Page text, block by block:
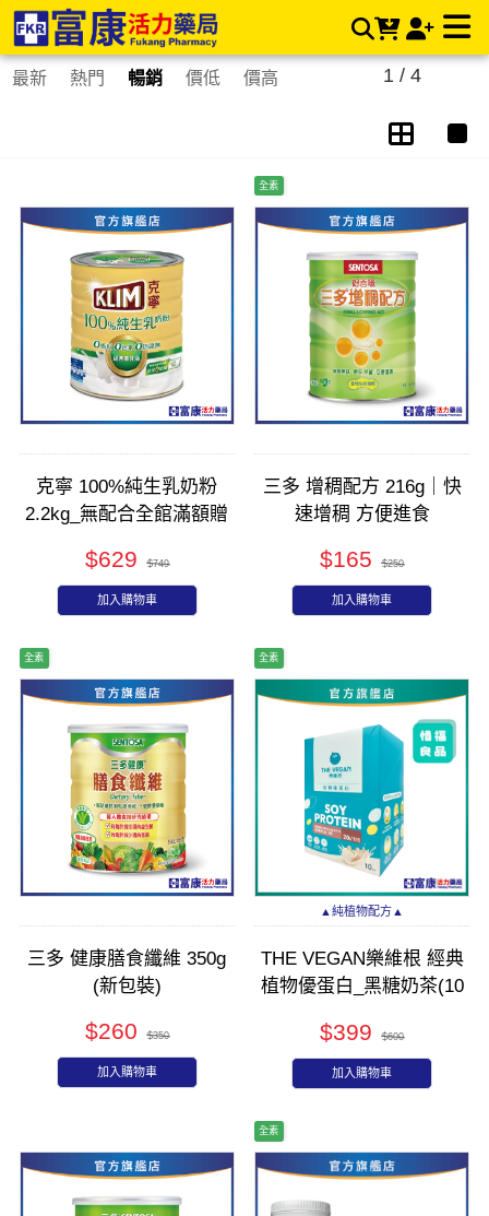
其他專區 | 富康活力藥局購物商城
最新 熱門 暢銷 價低 價高 1 / 4
克寧 100%純生乳奶粉
2.2kg_無配合全館滿額贈
$629 $749
加入購物車
全素
三多 增稠配方 216g｜快
速增稠 方便進食
$165 $250
加入購物車
全素
三多 健康膳食纖維 350g
(新包裝)
$260 $350
加入購物車
全素
▲純植物配方▲
THE VEGAN樂維根 經典
植物優蛋白_黑糖奶茶(10
$399 $600
加入購物車
全素